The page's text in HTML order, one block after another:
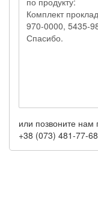
или позвоните
+38 (073) 481-77-68